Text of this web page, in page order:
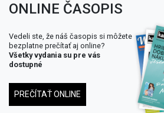
ONLINE ČASOPIS
Vedeli ste, že náš časopis si môžete
bezplatne prečítať aj online?
Všetky vydania su pre vás
dostupné
PREČÍTAŤ ONLINE